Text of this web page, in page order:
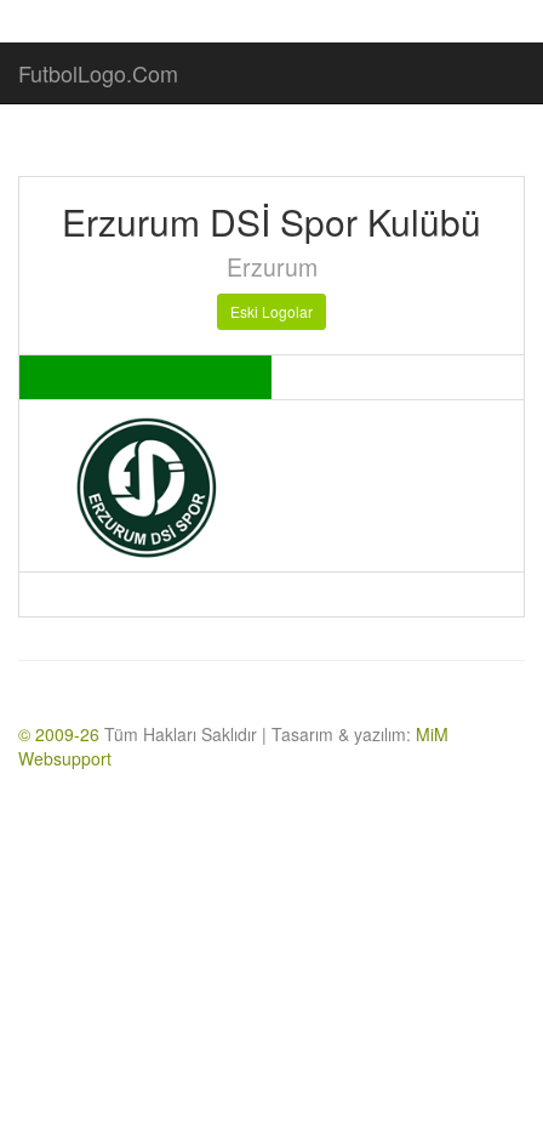
FutbolLogo.Com
Erzurum DSİ Spor Kulübü
Erzurum
Eski Logolar
© 2009-26 Tüm Hakları Saklıdır | Tasarım & yazılım: MiM
Websupport